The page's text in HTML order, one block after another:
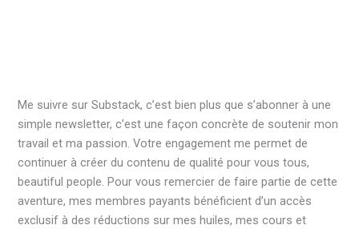
Me suivre sur Substack, c’est bien plus que s’abonner à une
simple newsletter, c’est une façon concrète de soutenir mon
travail et ma passion. Votre engagement me permet de
continuer à créer du contenu de qualité pour vous tous,
beautiful people. Pour vous remercier de faire partie de cette
aventure, mes membres payants bénéficient d’un accès
exclusif à des réductions sur mes huiles, mes cours et